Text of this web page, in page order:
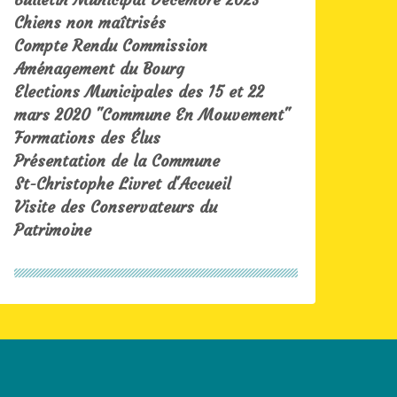
Chiens non maîtrisés
Compte Rendu Commission
Aménagement du Bourg
Elections Municipales des 15 et 22
mars 2020 "Commune En Mouvement"
Formations des Élus
Présentation de la Commune
St-Christophe Livret d'Accueil
Visite des Conservateurs du
Patrimoine